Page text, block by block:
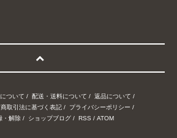
ついて / 配送・送料について / 返品について /
取引法に基づく表記/ プライバシーポリシー /
・解除 / ショップブログ / RSS / ATOM